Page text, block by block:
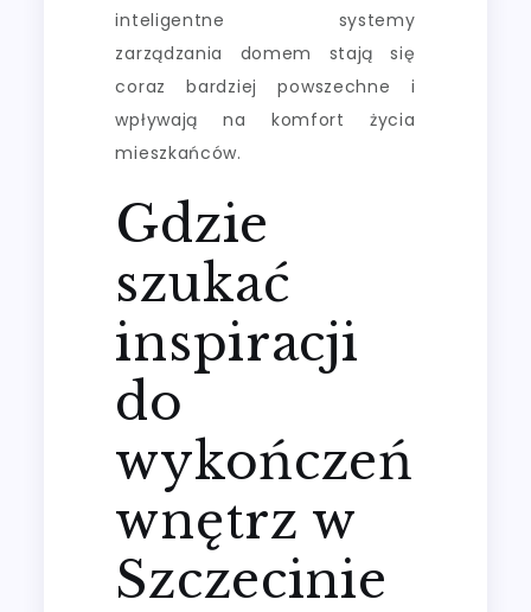
inteligentne systemy
zarządzania domem stają się
coraz bardziej powszechne i
wpływają na komfort życia
mieszkańców.
Gdzie
szukać
inspiracji
do
wykończeń
wnętrz w
Szczecinie